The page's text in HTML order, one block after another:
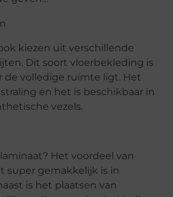
kiezen uit verschillende
Dit soort vloerbekleding is
de volledige ruimte ligt. Het
en het is beschikbaar in
vezels.
Het voordeel van
super gemakkelijk is in
is het plaatsen van